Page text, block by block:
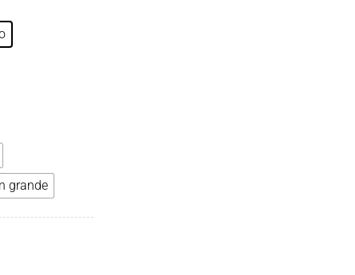
grande
para Viajes: Cuidado de la Columna Vertebral, Estilo Divertido y